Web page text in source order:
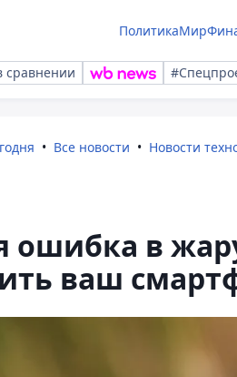
ПолитикаМир
сравнении
Все новости Новости
ошибка в
ваш